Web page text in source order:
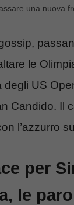
una nuova
le
US
Candido. Il
l’azzurro
per
le